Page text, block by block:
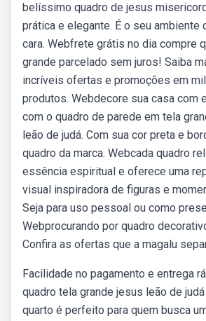
belíssimo quadro de jesus
prática e elegante. É o seu ambiente
cara. Webfrete grátis no dia compre
grande parcelado sem juros! Saiba
incríveis ofertas e promoções em
produtos. Webdecore sua casa com
com o quadro de parede em tela
leão de judá. Com sua cor preta e
quadro da marca. Webcada quadro
essência espiritual e oferece uma
visual inspiradora de figuras e
Seja para uso pessoal ou como
Webprocurando por quadro
Confira as ofertas que a magalu
Facilidade no pagamento e entrega
quadro tela grande jesus leão de
quarto é perfeito para quem busca